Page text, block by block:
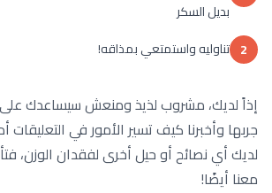
بديل السكر
2 تناوليه واستمتعي بمذاقه!
إذاً لديك، مشروب لذيذ ومنعش سيساعدك
جربها وأخبرنا كيف تسير الأمور في التعليقات
لديك أي نصائح أو حيل أخرى لفقدان الوزن،
معنا أيضًا!